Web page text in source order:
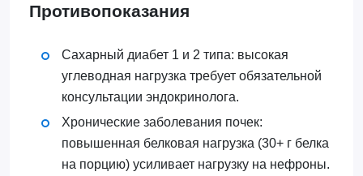
Противопоказания
Сахарный диабет 1 и 2 типа: высокая
углеводная нагрузка требует обязательной
консультации эндокринолога.
Хронические заболевания почек:
повышенная белковая нагрузка (30+ г белка
на порцию) усиливает нагрузку на нефроны.